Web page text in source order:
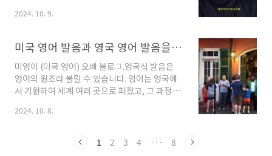
습니다.≣ 목차 1. 톰 브라운과 아디다스 소개:톰
독특한 디자인과 고급스러운 소재로 유명합니다.
특히..
타'라는 별명으로 상당히 주목받고 있습니다.또
가이드에서 3스타를 수상한 몇 안 되는 요리사 중
한 명입니다. 이번 포스트에서는 강승원 쉐프, 그
의 레스토랑 TRID 그리고 그가 존경하는 Cory
Lee 셰프와 Benu를 알아보겠습니다. ≣ 목차1.
강승원 셰프의 소개: 강승원 셰프는 1991년 생으
요리의 기본을 소중히 여기며, 그 위에 창의성을
는 단순한 식사가 아닌, 예..
2024. 10. 9.
미국 영어 발음과 영국 영어 발음을 들어보고 차이점 알아보기
미영이 (미국 영어) 오빠 블로그.영국식 발음은
영어의 원조라 불릴 수 있습니다. 영어는 영국에
서 기원하여 세계 여러 곳으로 퍼졌고, 그 과정에
문이나 국제 비즈니스에서 영국식 발음은 여전히
것이 영어 실력 향상에 큰 도움이 됩니다.오늘은
2024. 10. 8.
1 2 3 4 ··· 8